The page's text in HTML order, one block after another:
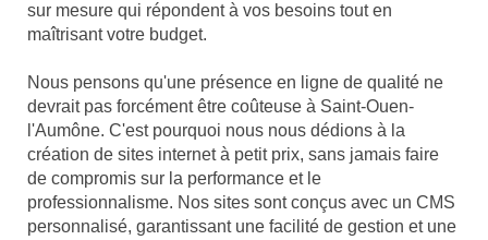
sur mesure qui répondent à vos besoins tout en
maîtrisant votre budget.
Nous pensons qu'une présence en ligne de qualité ne
devrait pas forcément être coûteuse à Saint-Ouen-
l'Aumône. C'est pourquoi nous nous dédions à la
création de sites internet à petit prix, sans jamais faire
de compromis sur la performance et le
professionnalisme. Nos sites sont conçus avec un CMS
personnalisé, garantissant une facilité de gestion et une